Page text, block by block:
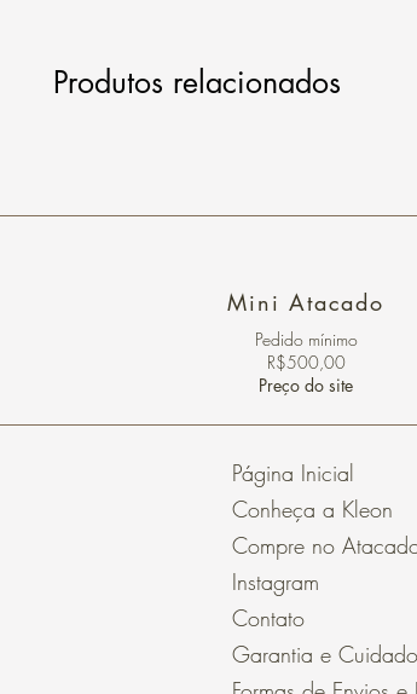
Produtos relacionados
Mini Atacado
Pedido ​mínimo
R$500,00
Preço do site
Página Inicial
Conheça a Kleon
Compre no
Instagram
Contato
Garantia e